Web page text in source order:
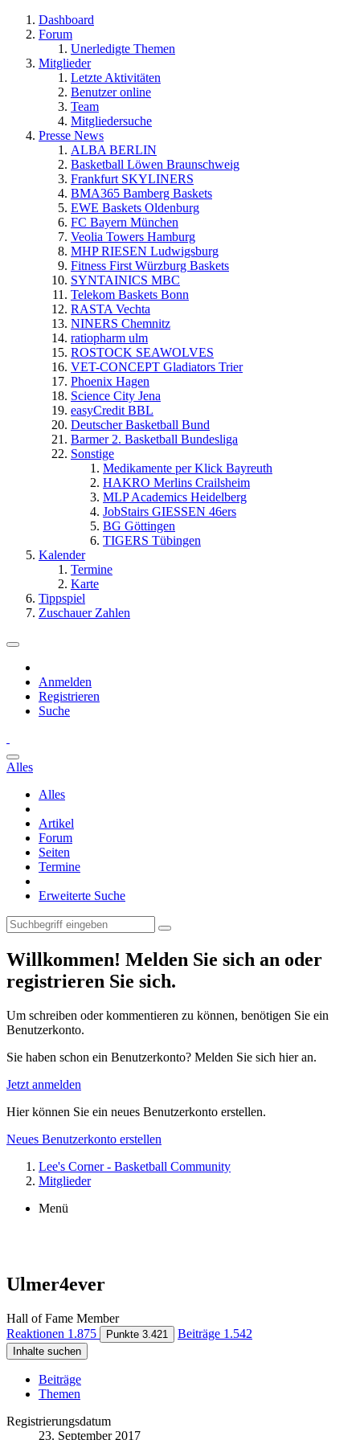
Dashboard
Forum
Unerledigte Themen
Mitglieder
Letzte Aktivitäten
Benutzer online
Team
Mitgliedersuche
Presse News
ALBA BERLIN
Basketball Löwen Braunschweig
Frankfurt SKYLINERS
BMA365 Bamberg Baskets
EWE Baskets Oldenburg
FC Bayern München
Veolia Towers Hamburg
MHP RIESEN Ludwigsburg
Fitness First Würzburg Baskets
SYNTAINICS MBC
Telekom Baskets Bonn
RASTA Vechta
NINERS Chemnitz
ratiopharm ulm
ROSTOCK SEAWOLVES
VET-CONCEPT Gladiators Trier
Phoenix Hagen
Science City Jena
easyCredit BBL
Deutscher Basketball Bund
Barmer 2. Basketball Bundesliga
Sonstige
Medikamente per Klick Bayreuth
HAKRO Merlins Crailsheim
MLP Academics Heidelberg
JobStairs GIESSEN 46ers
BG Göttingen
TIGERS Tübingen
Kalender
Termine
Karte
Tippspiel
Zuschauer Zahlen
Anmelden
Registrieren
Suche
Alles
Alles
Artikel
Forum
Seiten
Termine
Erweiterte Suche
Willkommen! Melden Sie sich an oder
registrieren Sie sich.
Um schreiben oder kommentieren zu können, benötigen Sie ein
Benutzerkonto.
Sie haben schon ein Benutzerkonto? Melden Sie sich hier an.
Jetzt anmelden
Hier können Sie ein neues Benutzerkonto erstellen.
Neues Benutzerkonto erstellen
Lee's Corner - Basketball Community
Mitglieder
Menü
Ulmer4ever
Hall of Fame Member
Reaktionen 1.875 Punkte 3.421 Beiträge 1.542
Inhalte suchen
Beiträge
Themen
Registrierungsdatum
23. September 2017